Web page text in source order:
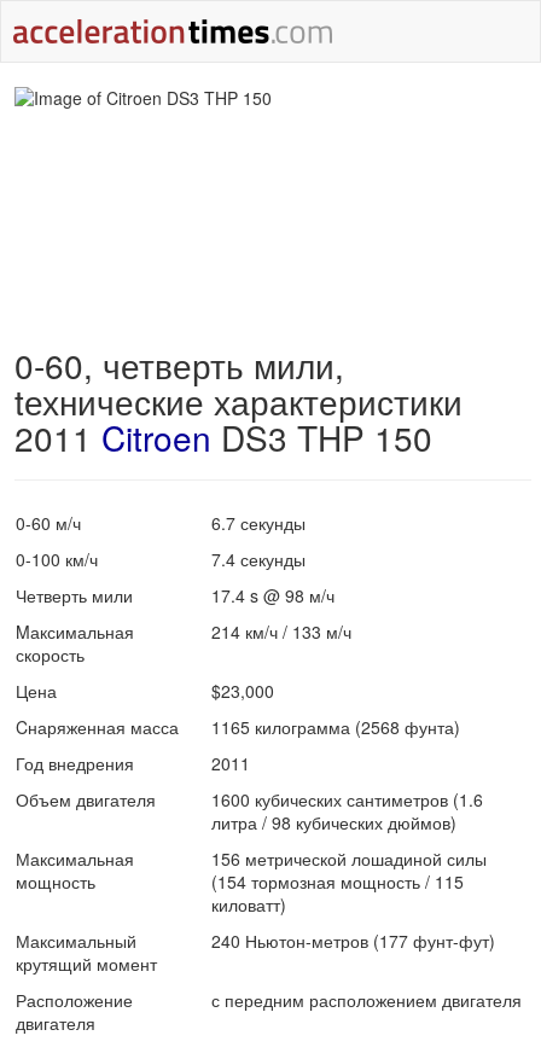
0-60, четверть мили,
tехнические характеристики
2011 Citroen DS3 THP 150
0-60 м/ч
6.7 секунды
0-100 км/ч
7.4 секунды
Четверть мили
17.4 s @ 98 м/ч
Mаксимальная
скорость
214 км/ч / 133 м/ч
Цена
$23,000
Cнаряженная масса
1165 килограмма (2568 фунта)
Год внедрения
2011
Объем двигателя
1600 кубических сантиметров (1.6
литра / 98 кубических дюймов)
Максимальная
мощность
156 метрической лошадиной силы
(154 тормозная мощность / 115
киловатт)
Максимальный
крутящий момент
240 Ньютон-метров (177 фунт-фут)
Расположение
двигателя
с передним расположением двигателя